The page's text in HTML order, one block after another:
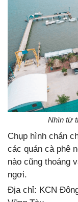
Nhìn từ
Chụp hình chán
các quán cà phê
nào cũng thoáng
ngơi.
Địa chỉ: KCN